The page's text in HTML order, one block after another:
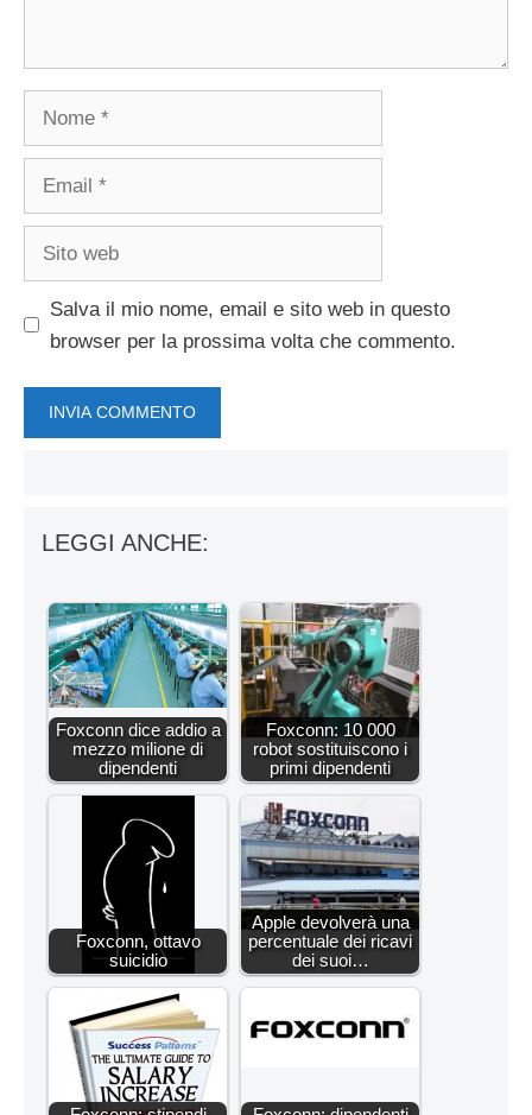
Salva il mio nome, email e sito web in questo
browser per la prossima volta che commento.
LEGGI ANCHE:
Foxconn dice addio a
mezzo milione di
dipendenti
Foxconn: 10 000
robot sostituiscono i
primi dipendenti
Foxconn, ottavo
suicidio
Apple devolverà una
percentuale dei ricavi
dei suoi…